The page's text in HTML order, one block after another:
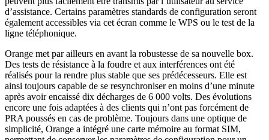
d’assistance. Certains paramètres standards de configuration seront
également accessibles via cet écran comme le WPS ou le test de la
ligne téléphonique.
Orange met par ailleurs en avant la robustesse de sa nouvelle box.
Des tests de résistance à la foudre et aux interférences ont été
réalisés pour la rendre plus stable que ses prédécesseurs. Elle est
ainsi toujours capable de se resynchroniser en moins d’une minute
après avoir encaissé dix décharges de 6 000 volts. Des évolutions
encore une fois adaptées à des clients qui n’ont pas forcément de
PRA poussés en cas de problème. Toujours dans une optique de
simplicité, Orange a intégré une carte mémoire au format SIM,